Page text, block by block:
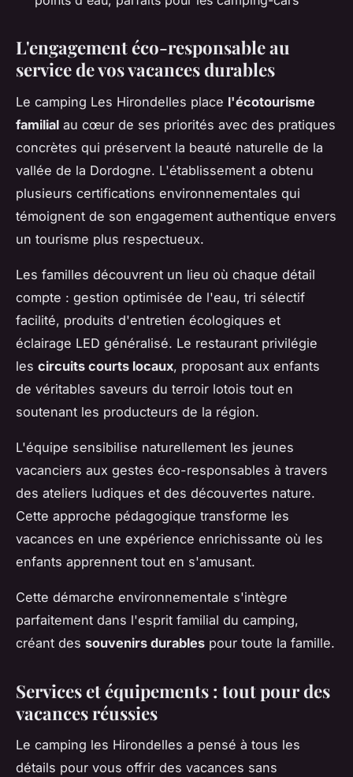
L'engagement éco-responsable au
service de vos vacances durables
Le camping Les Hirondelles place l'écotourisme
familial au cœur de ses priorités avec des pratiques
concrètes qui préservent la beauté naturelle de la
vallée de la Dordogne. L'établissement a obtenu
plusieurs certifications environnementales qui
témoignent de son engagement authentique envers
un tourisme plus respectueux.
Les familles découvrent un lieu où chaque détail
compte : gestion optimisée de l'eau, tri sélectif
facilité, produits d'entretien écologiques et
éclairage LED généralisé. Le restaurant privilégie
les circuits courts locaux, proposant aux enfants
de véritables saveurs du terroir lotois tout en
soutenant les producteurs de la région.
L'équipe sensibilise naturellement les jeunes
vacanciers aux gestes éco-responsables à travers
des ateliers ludiques et des découvertes nature.
Cette approche pédagogique transforme les
vacances en une expérience enrichissante où les
enfants apprennent tout en s'amusant.
Cette démarche environnementale s'intègre
parfaitement dans l'esprit familial du camping,
créant des souvenirs durables pour toute la famille.
Services et équipements : tout pour des
vacances réussies
Le camping les Hirondelles a pensé à tous les
détails pour vous offrir des vacances sans